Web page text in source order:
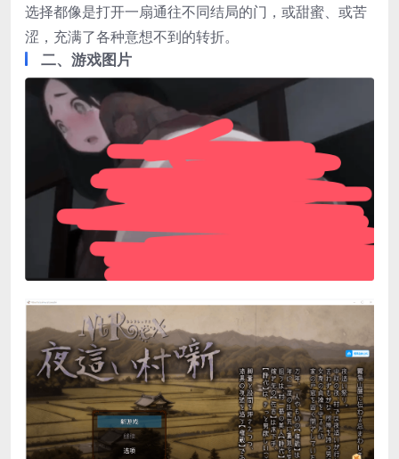
选择都像是打开一扇通往不同结局的门，或甜蜜、或苦
涩，充满了各种意想不到的转折。
二、游戏图片